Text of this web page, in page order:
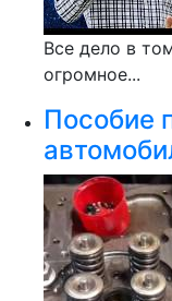
Все дело в
огромное...
Пособие